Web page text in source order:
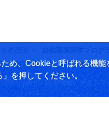
め、Cookieと呼ばれる機
を押してください。
教授陣 自然環境科学プログ
問い合わせ 採用情報 サイトマ